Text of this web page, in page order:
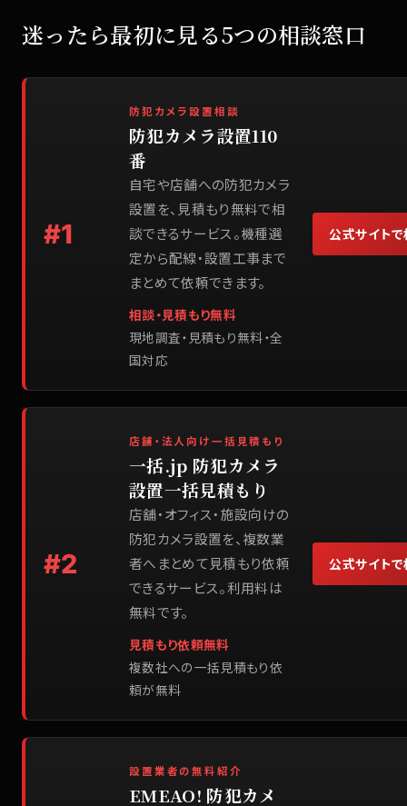
迷ったら最初に見る5つの相談窓口
#1
防犯カメラ設置相談
防犯カメラ設置110
番
自宅や店舗への防犯カメラ
設置を、見積もり無料で相
談できるサービス。機種選
定から配線・設置工事まで
まとめて依頼できます。
相談・見積もり無料
現地調査・見積もり無料・全
国対応
公式サイト
#2
店舗・法人向け一括見積もり
一括.jp 防犯カメラ
設置一括見積もり
店舗・オフィス・施設向けの
防犯カメラ設置を、複数業
者へまとめて見積もり依頼
できるサービス。利用料は
無料です。
見積もり依頼無料
複数社への一括見積もり依
頼が無料
公式サイト
設置業者の無料紹介
EMEAO! 防犯カメ